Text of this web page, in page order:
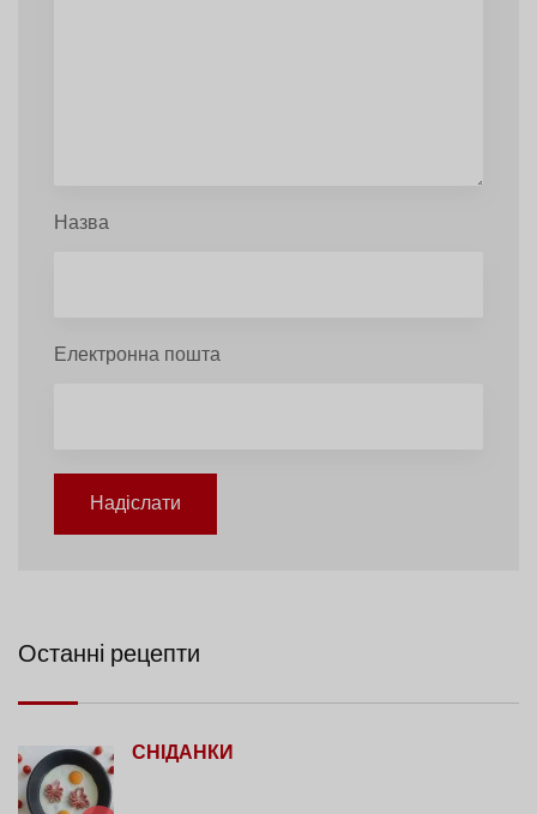
Назва
Електронна пошта
Надіслати
Останні рецепти
СНІДАНКИ